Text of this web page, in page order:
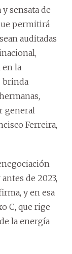
sensata de
permitirá
auditadas
la
brinda
general
Ferreira,
de 2023,
y en esa
C, que rige
la energía